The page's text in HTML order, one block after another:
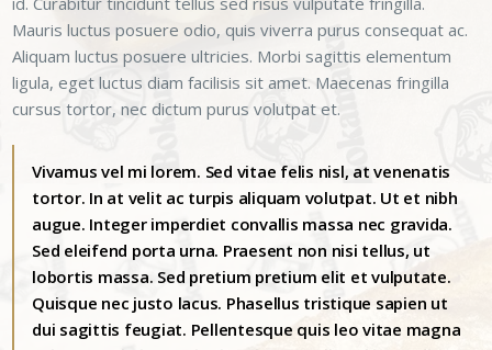
Mauris luctus posuere odio, quis viverra purus consequat ac.
Aliquam luctus posuere ultricies. Morbi sagittis elementum
ligula, eget luctus diam facilisis sit amet. Maecenas fringilla
cursus tortor, nec dictum purus volutpat et.
Vivamus vel mi lorem. Sed vitae felis nisl, at venenatis
tortor. In at velit ac turpis aliquam volutpat. Ut et nibh
augue. Integer imperdiet convallis massa nec gravida.
Sed eleifend porta urna. Praesent non nisi tellus, ut
lobortis massa. Sed pretium pretium elit et vulputate.
Quisque nec justo lacus. Phasellus tristique sapien ut
dui sagittis feugiat. Pellentesque quis leo vitae magna